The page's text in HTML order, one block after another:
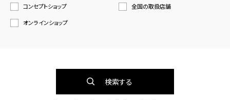
コンセプトショップ
全国の取扱店舗
オンラインショップ
検索する